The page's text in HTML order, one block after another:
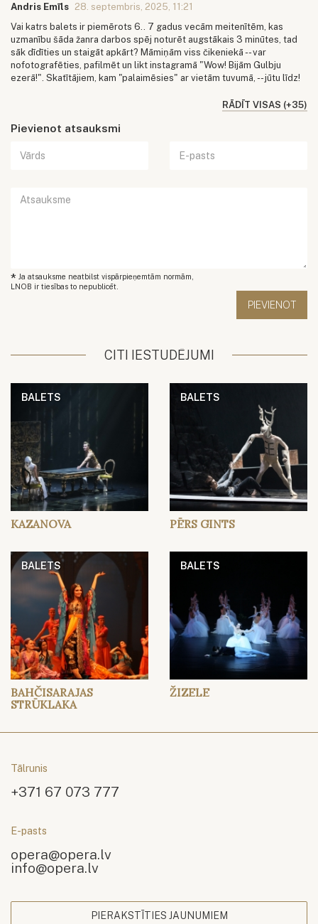
Andris Emīls 28. septembris, 2025, 11:21
Vai katrs balets ir piemērots 6.. 7 gadus vecām meitenītēm, kas
uzmanību šāda žanra darbos spēj noturēt augstākais 3 minūtes, tad
sāk dīdīties un staigāt apkārt? Māmiņām viss čikeniekā -- var
nofotografēties, pafilmēt un likt instagramā "Wow! Bijām Gulbju
ezerā!". Skatītājiem, kam "palaimēsies" ar vietām tuvumā, -- jūtu līdz!
RĀDĪT VISAS (+35)
Pievienot atsauksmi
* Ja atsauksme neatbilst vispārpieņemtām normām,
LNOB ir tiesības to nepublicēt.
CITI IESTUDĒJUMI
BALETS
KAZANOVA
BALETS
PĒRS GINTS
BALETS
BAHČISARAJAS
STRŪKLAKA
BALETS
ŽIZELE
Tālrunis
+371 67 073 777
E-pasts
opera@opera.lv
info@opera.lv
PIERAKSTĪTIES JAUNUMIEM